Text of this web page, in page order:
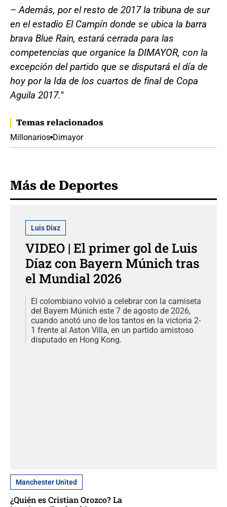
– Además, por el resto de 2017 la tribuna de sur
en el estadio El Campín donde se ubica la barra
brava Blue Rain, estará cerrada para las
competencias que organice la DIMAYOR, con la
excepción del partido que se disputará el día de
hoy por la Ida de los cuartos de final de Copa
Aguila 2017."
Temas relacionados
Millonarios Dimayor
Más de Deportes
Luis Díaz
VIDEO | El primer gol de Luis
Díaz con Bayern Múnich tras
el Mundial 2026
El colombiano volvió a celebrar con la camiseta
del Bayern Múnich este 7 de agosto de 2026,
cuando anotó uno de los tantos en la victoria 2-
1 frente al Aston Villa, en un partido amistoso
disputado en Hong Kong.
Manchester United
¿Quién es Cristian Orozco? La